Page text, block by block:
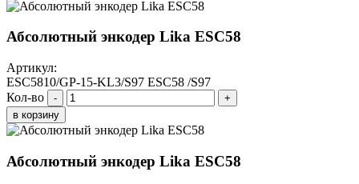
Абсолютный энкодер Lika ESC58
Артикул:
ESC5810/GP-15-KL3/S97 ESC58 /S97
Кол-во
-
+
в корзину
Абсолютный энкодер Lika ESC58